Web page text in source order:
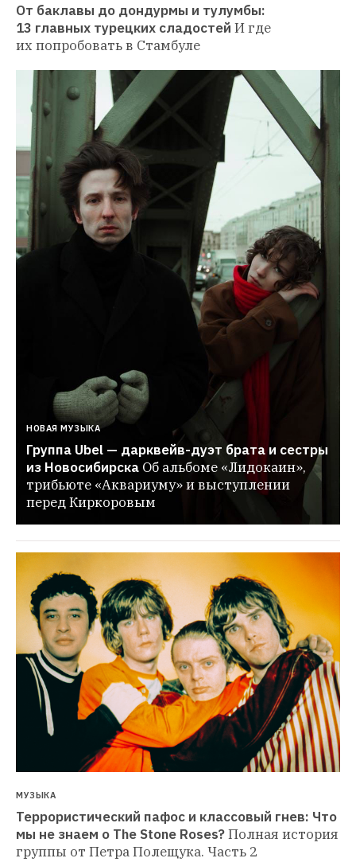
От баклавы до дондурмы и тулумбы:
13 главных турецких сладостей И где
их попробовать в Стамбуле
НОВАЯ МУЗЫКА
Группа Ubel — дарквейв-дуэт брата и сестры
из Новосибирска Об альбоме «Лидокаин»,
трибьюте «Аквариуму» и выступлении
перед Киркоровым
МУЗЫКА
Террористический пафос и классовый гнев: Что
мы не знаем о The Stone Roses?Полная история
группы от Петра Полещука. Часть 2